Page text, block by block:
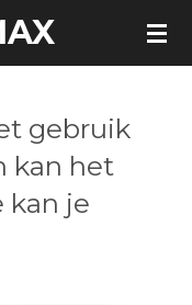
gebruik
kan het
kan je